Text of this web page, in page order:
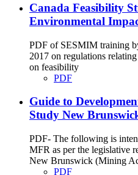
Canada Feasibility
Environmental
PDF of SESMIM training
2017 on regulations
on feasibility
PDF
Guide to
Study New
PDF- The following is
MFR as per the legislative
New Brunswick (Mining
PDF